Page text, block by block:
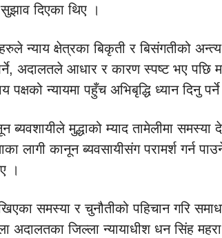
दिएका थिए ।
न्याय क्षेत्रका बिकृती र बिसंगतीको अन्त्य
अदालतले आधार र कारण स्पष्ट भए पछि
पक्षको न्यायमा पहुँच अभिबृद्धि ध्यान दिनु
ब्यवशायीले मुद्धाको म्याद तामेलीमा
लागी कानून ब्यवसायीसंग परामर्श गर्न
।
समस्या र चुनौतीको पहिचान गरि
अदालतका जिल्ला न्यायाधीश धन सिंह